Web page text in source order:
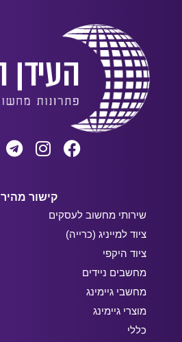
קישור מהיר
שירותי מחשוב לעסקים
ציוד למייניג (כרייה)
ציוד היקפי
מחשבים ניידים
מחשבי גיימינג
מוצרי גיימינג
כללי